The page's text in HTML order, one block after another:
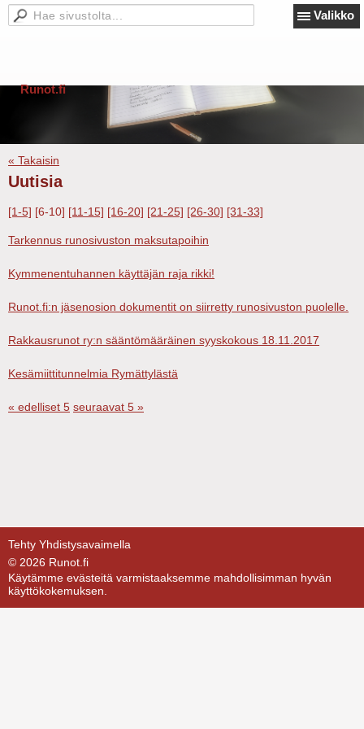
Valikko
Runot.fi
« Takaisin
Uutisia
[1-5] [6-10] [11-15] [16-20] [21-25] [26-30] [31-33]
Tarkennus runosivuston maksutapoihin
Kymmenentuhannen käyttäjän raja rikki!
Runot.fi:n jäsenosion dokumentit on siirretty runosivuston puolelle.
Rakkausrunot ry:n sääntömääräinen syyskokous 18.11.2017
Kesämiittitunnelmia Rymättylästä
« edelliset 5 seuraavat 5 »
Tehty Yhdistysavaimella
© 2026 Runot.fi
Käytämme evästeitä varmistaaksemme mahdollisimman hyvän
käyttökokemuksen.